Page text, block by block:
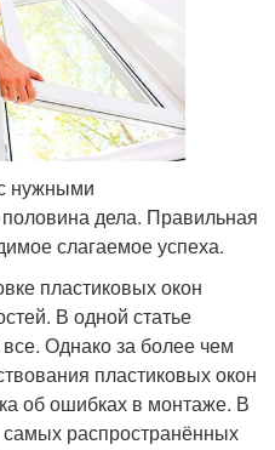
нужными
дела. Правильная
слагаемое успеха.
пластиковых окон
В одной статье
Однако за более чем
пластиковых окон
об ошибках в монтаже. В
распространённых